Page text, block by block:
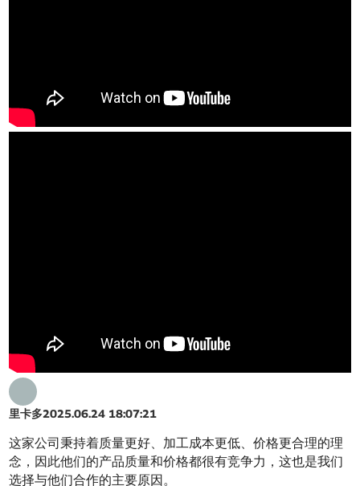
里卡多2025.06.24 18:07:21
这家公司秉持着质量更好、加工成本更低、价格更合理的理
念，因此他们的产品质量和价格都很有竞争力，这也是我们
选择与他们合作的主要原因。